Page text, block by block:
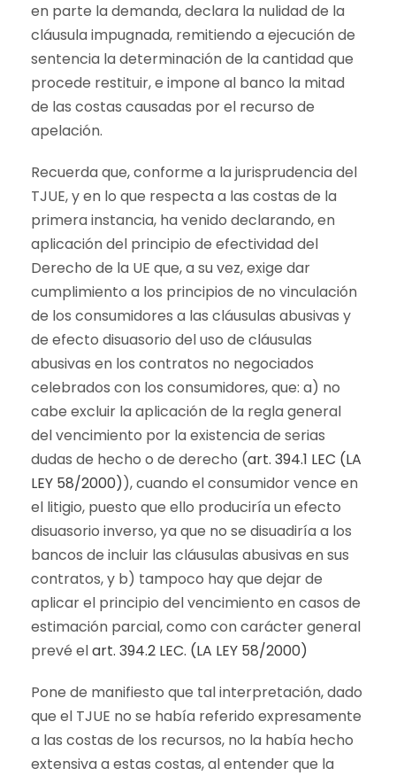
en parte la demanda, declara la nulidad de la
cláusula impugnada, remitiendo a ejecución de
sentencia la determinación de la cantidad que
procede restituir, e impone al banco la mitad
de las costas causadas por el recurso de
apelación.
Recuerda que, conforme a la jurisprudencia del
TJUE, y en lo que respecta a las costas de la
primera instancia, ha venido declarando, en
aplicación del principio de efectividad del
Derecho de la UE que, a su vez, exige dar
cumplimiento a los principios de no vinculación
de los consumidores a las cláusulas abusivas y
de efecto disuasorio del uso de cláusulas
abusivas en los contratos no negociados
celebrados con los consumidores, que: a) no
cabe excluir la aplicación de la regla general
del vencimiento por la existencia de serias
dudas de hecho o de derecho (art. 394.1 LEC (LA
LEY 58/2000)), cuando el consumidor vence en
el litigio, puesto que ello produciría un efecto
disuasorio inverso, ya que no se disuadiría a los
bancos de incluir las cláusulas abusivas en sus
contratos, y b) tampoco hay que dejar de
aplicar el principio del vencimiento en casos de
estimación parcial, como con carácter general
prevé elart. 394.2 LEC. (LA LEY 58/2000)
Pone de manifiesto que tal interpretación, dado
que el TJUE no se había referido expresamente
a las costas de los recursos, no la había hecho
extensiva a estas costas, al entender que la